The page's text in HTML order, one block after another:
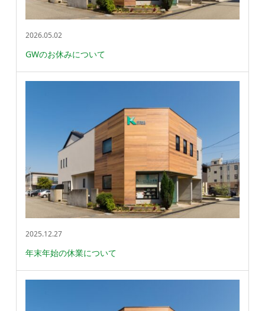
2026.05.02
GWのお休みについて
2025.12.27
年末年始の休業について